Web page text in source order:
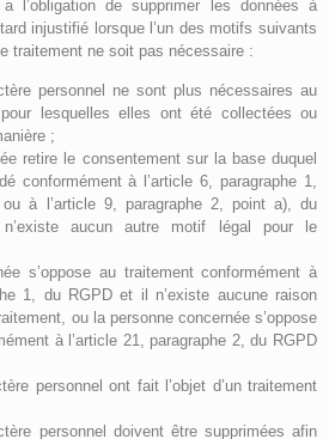
l’obligation de supprimer les données à
injustifié lorsque l’un des motifs suivants
traitement ne soit pas nécessaire :
personnel ne sont plus nécessaires au
lesquelles elles ont été collectées ou
;
retire le consentement sur la base duquel
conformément à l’article 6, paragraphe 1,
à l’article 9, paragraphe 2, point a), du
n’existe aucun autre motif légal pour le
s’oppose au traitement conformément à
1, du RGPD et il n’existe aucune raison
ou la personne concernée s’oppose
à l’article 21, paragraphe 2, du RGPD
personnel ont fait l’objet d’un traitement
personnel doivent être supprimées afin